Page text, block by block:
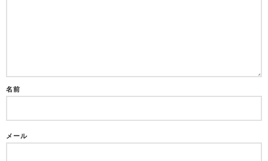
名前
メール